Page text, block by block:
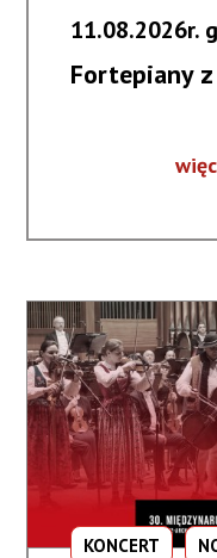
11.08.2026r.
Fortepiany
KONCERT